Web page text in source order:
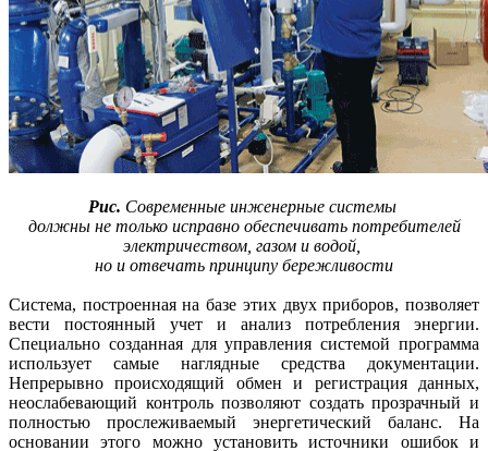
Рис. Современные инженерные системы
должны не только исправно обеспечивать потребителей
электричеством, газом и водой,
но и отвечать принципу бережливости
Система, построенная на базе этих двух приборов, позволяет
вести постоянный учет и анализ потребления энергии.
Специально созданная для управления системой программа
использует самые наглядные средства документации.
Непрерывно происходящий обмен и регистрация данных,
неослабевающий контроль позволяют создать прозрачный и
полностью прослеживаемый энергетический баланс. На
основании этого можно установить источники ошибок и